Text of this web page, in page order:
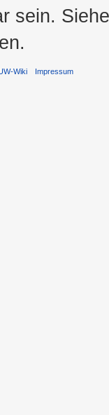
sein.
Wiki Impressum